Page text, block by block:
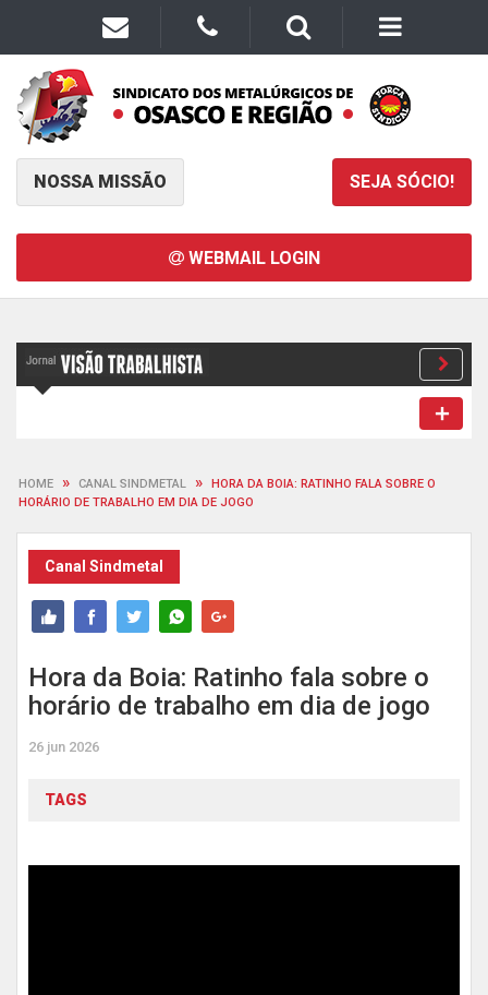
NOSSA MISSÃO SEJA SÓCIO!
WEBMAIL LOGIN
HOME » CANAL SINDMETAL »
HORA DA BOIA: RATINHO FALA SOBRE O
HORÁRIO DE TRABALHO EM DIA DE JOGO
Canal Sindmetal
Hora da Boia: Ratinho fala sobre o
horário de trabalho em dia de jogo
26 jun 2026
TAGS